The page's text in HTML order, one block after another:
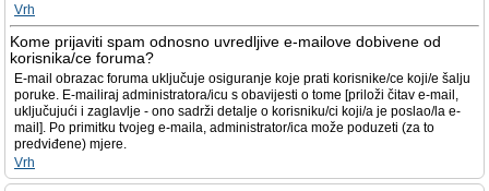
Vrh
Kome prijaviti spam odnosno uvredljive e-mailove dobivene od
korisnika/ce foruma?
E-mail obrazac foruma uključuje osiguranje koje prati korisnike/ce koji/e šalju
poruke. E-mailiraj administratora/icu s obavijesti o tome [priloži čitav e-mail,
uključujući i zaglavlje - ono sadrži detalje o korisniku/ci koji/a je poslao/la e-
mail]. Po primitku tvojeg e-maila, administrator/ica može poduzeti (za to
predviđene) mjere.
Vrh